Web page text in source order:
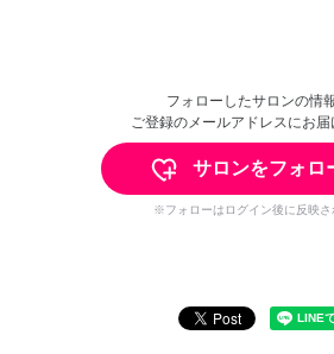
フォローしたサロンの情報
ご登録のメールアドレスにお届
サロンをフォロ
※フォローはログイン後に反映さ